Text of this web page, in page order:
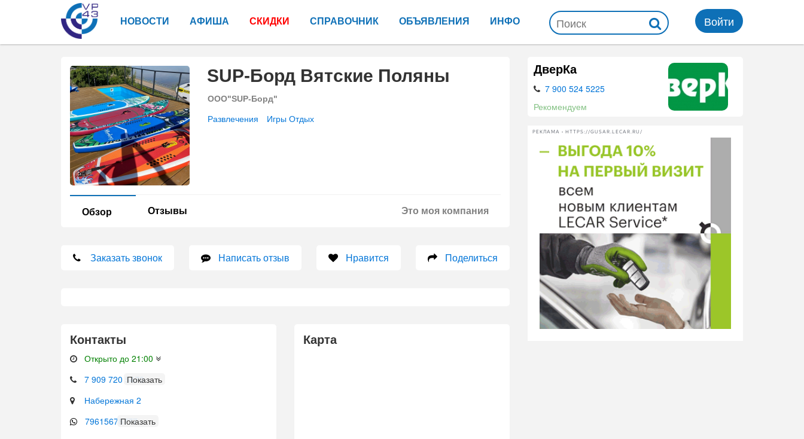
НОВОСТИ АФИША СКИДКИ СПРАВОЧНИК ОБЪЯВЛЕНИЯ ИНФО Войти
SUP-Борд Вятские Поляны
ООО"SUP-Борд"
Развлечения Игры Отдых
Это моя компания
Обзор Отзывы
Заказать звонок Написать отзыв Нравится Поделиться
Контакты
Открыто до 21:00
7 909 720 5470
Набережная 2
79615678777
Карта
ДверКа
7 900 524 5225
Рекомендуем
РЕКЛАМА • HTTPS://GUSAR.LECAR.RU/